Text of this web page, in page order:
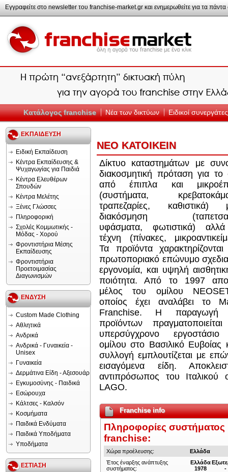
Κατάλογος franchise Νέα των δικτύων Ειδικοί συνεργάτες
ΕΚΠΑΙΔΕΥΣΗ
Ειδική Εκπαίδευση
Κέντρα Εκπαίδευσης &
Ψυχαγωγίας για Παιδιά
Κέντρα Ελευθέρων
Σπουδών
Κέντρα Μελέτης
Ξένες Γλώσσες
Πληροφορική
Σχολές Κομμωτικής -
Μόδας - Χορού
Φροντιστήρια Μέσης
Εκπαίδευσης
Φροντιστήρια
Προετοιμασίας
Διαγωνισμών
ΕΝΔΥΣΗ
Custom Made Clothing
Αθλητικά
Ανδρικά
Ανδρικά - Γυναικεία -
Unisex
Γυναικεία
Δερμάτινα Είδη - Αξεσουάρ
Εγκυμοσύνης - Παιδικά
Εσώρουχα
Κάλτσες - Καλσόν
Κοσμήματα
Παιδικά Ενδύματα
Παιδικά Υποδήματα
Υποδήματα
ΕΣΤΙΑΣΗ
ΝΕΟ ΚΑΤΟΙΚΕΙΝ
Δίκτυο καταστημάτων με
διακοσμητική πρόταση για το
από έπιπλα και
(συστήματα,
τραπεζαρίες, καθιστικά)
διακόσμηση
υφάσματα, φωτιστικά)
τέχνη (πίνακες,
Τα προϊόντα
πρωτοποριακό επώνυμο
εργονομία, και υψηλή
ποιότητα. Από το 1997
μέλος του ομίλου
οποίος έχει αναλάβει το
Franchise. Η παραγωγή
προϊόντων
υπερσύγχρονο
ομίλου στο Βασιλικό Ευβοίας
συλλογή εμπλουτίζεται με
εισαγόμενα είδη.
αντιπρόσωπος του Ιταλικού
LAGO.
Franchise info
Πληροφορίες συστήματος
franchise:
Χώρα προέλευσης:
Ελλάδα
Έτος έναρξης ανάπτυξης
συστήματος:
Ελλάδα
1978
-
Εγγραφείτε στο newsletter του franchise-market.gr και ενημερωθείτε για τα πάντα